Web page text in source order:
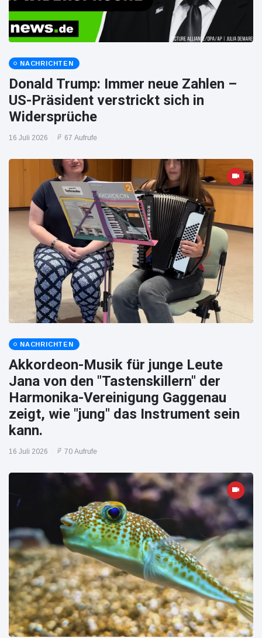
NACHRICHTEN
Donald Trump: Immer neue Zahlen –
US-Präsident verstrickt sich in
Widersprüche
16 Juli 2026 67 Aufrufe
NACHRICHTEN
Akkordeon-Musik für junge Leute
Jana von den "Tastenskillern" der
Harmonika-Vereinigung Gaggenau
zeigt, wie "jung" das Instrument sein
kann.
16 Juli 2026 70 Aufrufe